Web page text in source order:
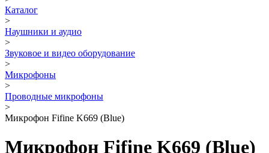
Каталог
>
Наушники и аудио
>
Звуковое и видео оборудование
>
Микрофоны
>
Проводные микрофоны
>
Микрофон Fifine K669 (Blue)
Микрофон Fifine K669 (Blue)